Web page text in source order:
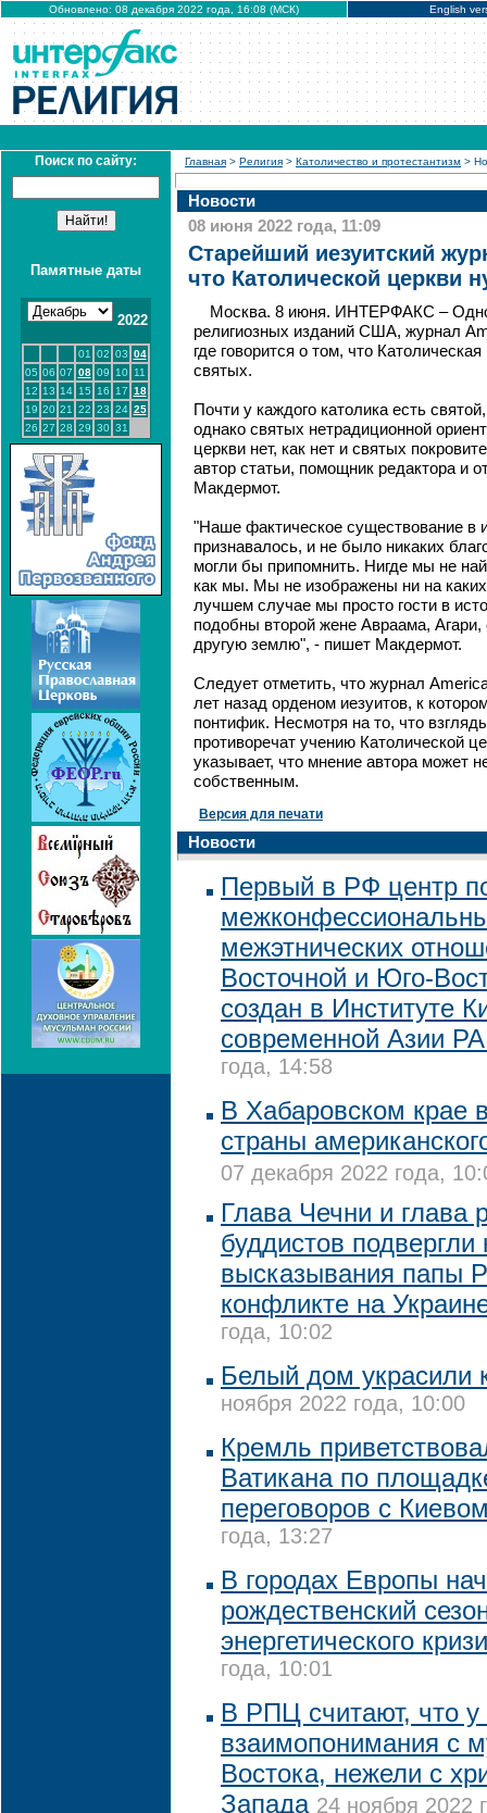
Обновлено: 08 декабря 2022 года, 16:08 (МСК) English
Поиск по сайту:
Памятные даты
2022
01 02 03 04
05 06 07 08 09 10
11
12 13 14 15 16 17 18
19 20 21 22 23 24 25
26 27 28 29 30 31
Главная > Религия > Католичество и протестантизм >
Новости
08 июня 2022 года, 11:09
Старейший иезуитский
что Католической церкви
Москва. 8 июня. ИНТЕРФАКС –
религиозных изданий США, журнал
где говорится о том, что
святых.
Почти у каждого католика есть
однако святых нетрадиционной
церкви нет, как нет и святых
автор статьи, помощник редактора и
Макдермот.
"Наше фактическое существование в
признавалось, и не было никаких
могли бы припомнить. Нигде мы не
как мы. Мы не изображены ни на
лучшем случае мы просто гости в
подобны второй жене Авраама, Агари,
другую землю", - пишет Макдермот.
Следует отметить, что журнал
лет назад орденом иезуитов, к
понтифик. Несмотря на то, что
противоречат учению Католической
указывает, что мнение автора может
собственным.
Версия для печати
Новости
Первый в РФ центр
межэтнических
Восточной и Юго-
создан в Институте
современной Азии
года, 14:58
В Хабаровском крае
страны
07 декабря 2022 года,
Глава Чечни и глава
буддистов подвергли
высказывания папы
конфликте на
года, 10:02
Белый дом украсили
ноября 2022 года, 10:00
Кремль
Ватикана по
переговоров с
года, 13:27
В городах Европы
рождественский
энергетического
года, 10:01
В РПЦ считают, что
взаимопонимания с
Востока, нежели с
Запада 24 ноября 2022